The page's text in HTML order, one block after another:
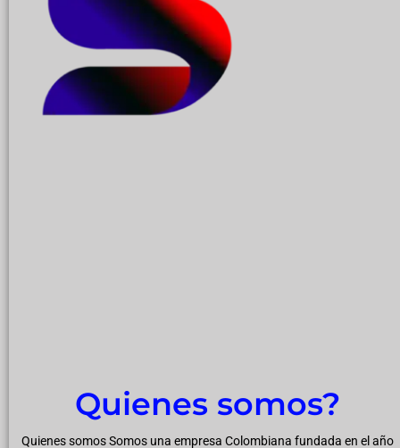
Quienes somos?
Quienes somos Somos una empresa Colombiana fundada en el año